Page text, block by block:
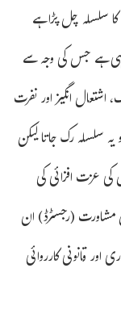
کا سلسلہ چل پڑا ہے
ہے جس کی وجہ سے
انگیز اور نفرت
سلسلہ رک جاتا لیکن
عزت افزائی کی
مشاورت (رجسٹرڈ) ان
قانونی کارروائی